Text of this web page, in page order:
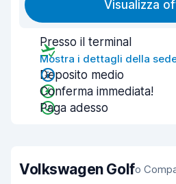
Visualizza
Presso il terminal
Mostra i dettagli della
Deposito medio
Conferma immediata!
Paga adesso
Volkswagen Golfo